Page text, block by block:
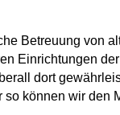
Betreuung von
Einrichtungen
dort
können wir den